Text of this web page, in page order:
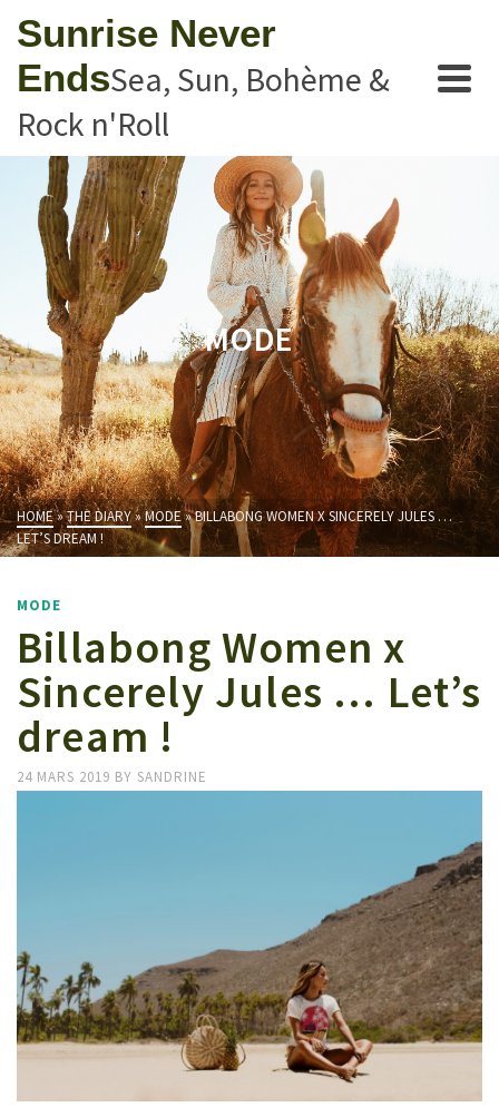
Sunrise Never
EndsSea, Sun, Bohème &
Rock n'Roll
MODE
HOME»THE DIARY»MODE»BILLABONG WOMEN X SINCERELY JULES …
LET’S DREAM !
MODE
Billabong Women x
Sincerely Jules … Let’s
dream !
24 MARS 2019 BY SANDRINE